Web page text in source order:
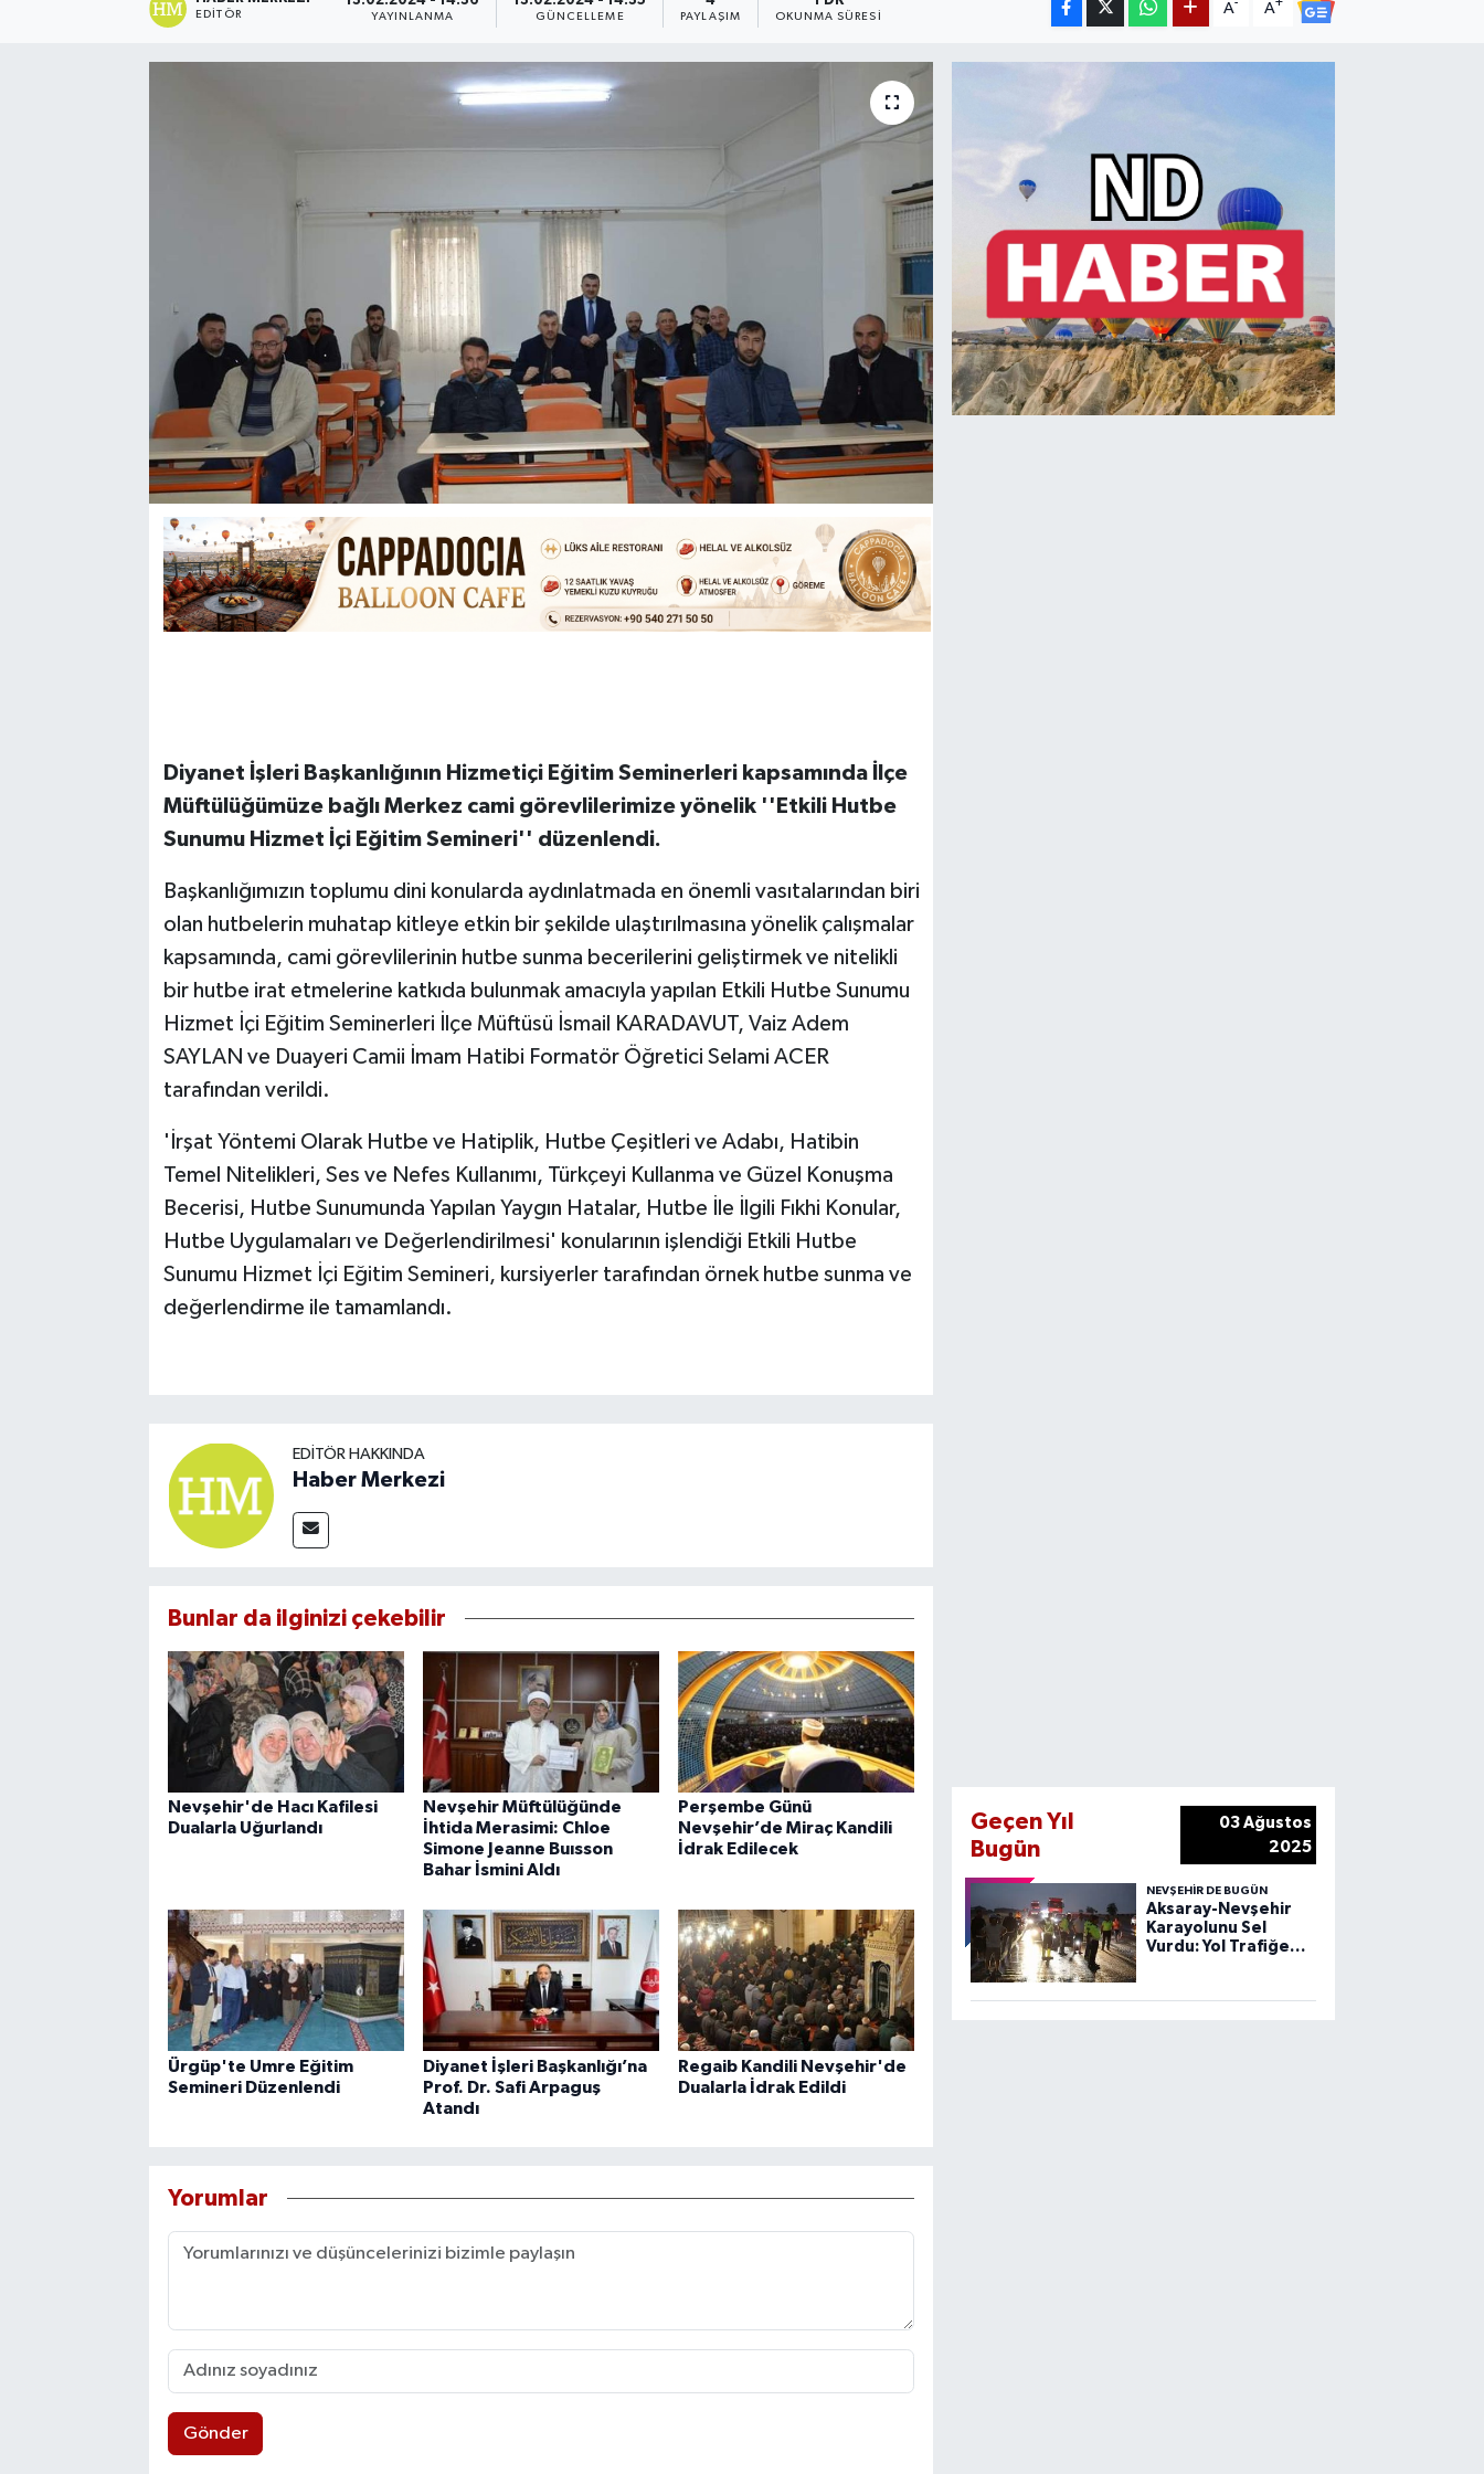
EDITÖR YAYINLANMA GÜNCELLEME PAYLAŞIM OKUNMA SÜRESI
A- A+
Diyanet İşleri Başkanlığının Hizmetiçi Eğitim Seminerleri kapsamında İlçe
Müftülüğümüze bağlı Merkez cami görevlilerimize yönelik ''Etkili Hutbe
Sunumu Hizmet İçi Eğitim Semineri'' düzenlendi.
Başkanlığımızın toplumu dini konularda aydınlatmada en önemli vasıtalarından biri
olan hutbelerin muhatap kitleye etkin bir şekilde ulaştırılmasına yönelik çalışmalar
kapsamında, cami görevlilerinin hutbe sunma becerilerini geliştirmek ve nitelikli
bir hutbe irat etmelerine katkıda bulunmak amacıyla yapılan Etkili Hutbe Sunumu
Hizmet İçi Eğitim Seminerleri İlçe Müftüsü İsmail KARADAVUT, Vaiz Adem
SAYLAN ve Duayeri Camii İmam Hatibi Formatör Öğretici Selami ACER
tarafından verildi.
'İrşat Yöntemi Olarak Hutbe ve Hatiplik, Hutbe Çeşitleri ve Adabı, Hatibin
Temel Nitelikleri, Ses ve Nefes Kullanımı, Türkçeyi Kullanma ve Güzel Konuşma
Becerisi, Hutbe Sunumunda Yapılan Yaygın Hatalar, Hutbe İle İlgili Fıkhi Konular,
Hutbe Uygulamaları ve Değerlendirilmesi' konularının işlendiği Etkili Hutbe
Sunumu Hizmet İçi Eğitim Semineri, kursiyerler tarafından örnek hutbe sunma ve
değerlendirme ile tamamlandı.
EDITÖR HAKKINDA
Haber Merkezi
Bunlar da ilginizi çekebilir
Nevşehir'de Hacı Kafilesi
Dualarla Uğurlandı
Nevşehir Müftülüğünde
İhtida Merasimi: Chloe
Simone Jeanne Buısson
Bahar İsmini Aldı
Perşembe Günü
Nevşehir’de Miraç Kandili
İdrak Edilecek
Ürgüp'te Umre Eğitim
Semineri Düzenlendi
Diyanet İşleri Başkanlığı’na
Prof. Dr. Safi Arpaguş
Atandı
Regaib Kandili Nevşehir'de
Dualarla İdrak Edildi
Yorumlar
Gönder
Geçen Yıl
Bugün
03 Ağustos
2025
NEVŞEHIR DE BUGÜN
Aksaray-Nevşehir
Karayolunu Sel
Vurdu: Yol Trafiğe